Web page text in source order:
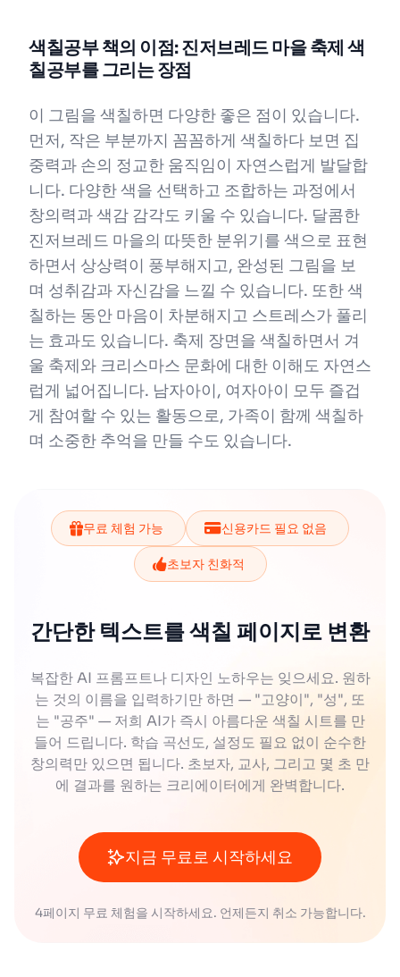
색칠공부 책의 이점: 진저브레드 마을 축제 색
칠공부를 그리는 장점
이 그림을 색칠하면 다양한 좋은 점이 있습니다.
먼저, 작은 부분까지 꼼꼼하게 색칠하다 보면 집
중력과 손의 정교한 움직임이 자연스럽게 발달합
니다. 다양한 색을 선택하고 조합하는 과정에서
창의력과 색감 감각도 키울 수 있습니다. 달콤한
진저브레드 마을의 따뜻한 분위기를 색으로 표현
하면서 상상력이 풍부해지고, 완성된 그림을 보
며 성취감과 자신감을 느낄 수 있습니다. 또한 색
칠하는 동안 마음이 차분해지고 스트레스가 풀리
는 효과도 있습니다. 축제 장면을 색칠하면서 겨
울 축제와 크리스마스 문화에 대한 이해도 자연스
럽게 넓어집니다. 남자아이, 여자아이 모두 즐겁
게 참여할 수 있는 활동으로, 가족이 함께 색칠하
며 소중한 추억을 만들 수도 있습니다.
무료 체험 가능 신용카드 필요 없음
초보자 친화적
간단한 텍스트를 색칠 페이지로 변환
복잡한 AI 프롬프트나 디자인 노하우는 잊으세요. 원하
는 것의 이름을 입력하기만 하면 — "고양이", "성", 또
는 "공주" — 저희 AI가 즉시 아름다운 색칠 시트를 만
들어 드립니다. 학습 곡선도, 설정도 필요 없이 순수한
창의력만 있으면 됩니다. 초보자, 교사, 그리고 몇 초 만
에 결과를 원하는 크리에이터에게 완벽합니다.
지금 무료로 시작하세요
4페이지 무료 체험을 시작하세요. 언제든지 취소 가능합니다.